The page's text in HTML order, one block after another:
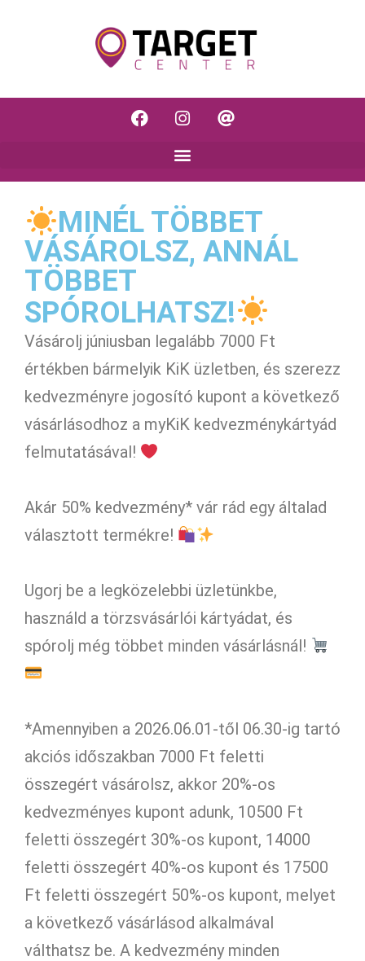
MINÉL TÖBBET
VÁSÁROLSZ, ANNÁL
TÖBBET
SPÓROLHATSZ!
Vásárolj júniusban legalább 7000 Ft
értékben bármelyik KiK üzletben, és szerezz
kedvezményre jogosító kupont a következő
vásárlásodhoz a myKiK kedvezménykártyád
felmutatásával!
Akár 50% kedvezmény* vár rád egy általad
választott termékre!
Ugorj be a legközelebbi üzletünkbe,
használd a törzsvásárlói kártyádat, és
spórolj még többet minden vásárlásnál!
*Amennyiben a 2026.06.01-től 06.30-ig tartó
akciós időszakban 7000 Ft feletti
összegért vásárolsz, akkor 20%-os
kedvezményes kupont adunk, 10500 Ft
feletti összegért 30%-os kupont, 14000
feletti összegért 40%-os kupont és 17500
Ft feletti összegért 50%-os kupont, melyet
a következő vásárlásod alkalmával
válthatsz be. A kedvezmény minden